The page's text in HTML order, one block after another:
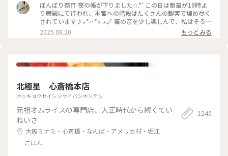
ぼんぼり祭⛩ 夜の帳が下りました✩.*˚ この日は献笛が19時よ
り舞殿にて行われ、本宮への階段はたくさんの観客で埋め尽く
されています♪⋆*॰･*⟡.⋆🪈 笛の音を少し楽しんで、私はそろそ
ろ帰らなければと、またぼんぼりを眺めながら参道を歩きます
まだこの時間からもたくさんの人が次々と向かっていて、長年
*˙︶˙*)ﾉ"ﾏﾀﾈｰ♡ #ゆるり夏時間 #神奈川 #鎌倉 #鶴岡八幡宮 #
2025.08.20 もっとみる
北極星 心斎橋本店
ホッキョクセイシンサイバシホンテン
元祖オムライスの専門店、大正時代から続くてい
ねいさ
大阪ミナミ・心斎橋・なんば・アメリカ村・堀江
ごはん
1240